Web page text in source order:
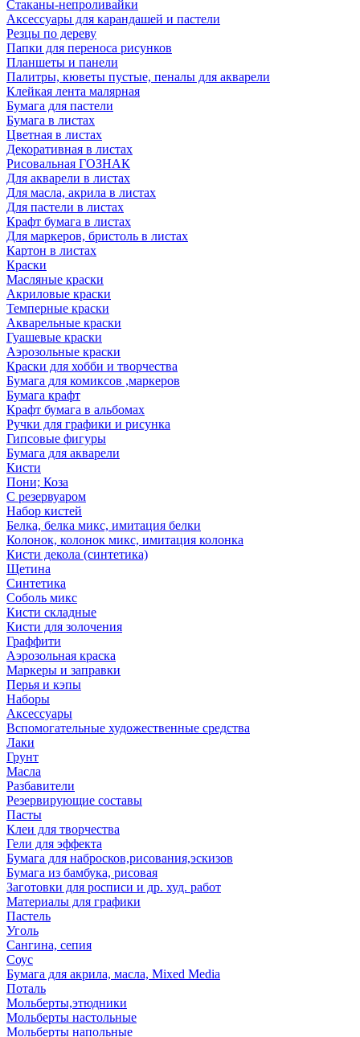
Стаканы-непроливайки
Аксессуары для карандашей и пастели
Резцы по дереву
Папки для переноса рисунков
Планшеты и панели
Палитры, кюветы пустые, пеналы для акварели
Клейкая лента малярная
Бумага для пастели
Бумага в листах
Цветная в листах
Декоративная в листах
Рисовальная ГОЗНАК
Для акварели в листах
Для масла, акрила в листах
Для пастели в листах
Крафт бумага в листах
Для маркеров, бристоль в листах
Картон в листах
Краски
Масляные краски
Акриловые краски
Темперные краски
Акварельные краски
Гуашевые краски
Аэрозольные краски
Краски для хобби и творчества
Бумага для комиксов ,маркеров
Бумага крафт
Крафт бумага в альбомах
Ручки для графики и рисунка
Гипсовые фигуры
Бумага для акварели
Кисти
Пони; Коза
С резервуаром
Набор кистей
Белка, белка микс, имитация белки
Колонок, колонок микс, имитация колонка
Кисти декола (синтетика)
Щетина
Синтетика
Соболь микс
Кисти складные
Кисти для золочения
Граффити
Аэрозольная краска
Маркеры и заправки
Перья и кэпы
Наборы
Аксессуары
Вспомогательные художественные средства
Лаки
Грунт
Масла
Разбавители
Резервирующие составы
Пасты
Клеи для творчества
Гели для эффекта
Бумага для набросков,рисования,эскизов
Бумага из бамбука, рисовая
Заготовки для росписи и др. худ. работ
Материалы для графики
Пастель
Уголь
Сангина, сепия
Соус
Бумага для акрила, масла, Mixed Media
Поталь
Мольберты,этюдники
Мольберты настольные
Мольберты напольные